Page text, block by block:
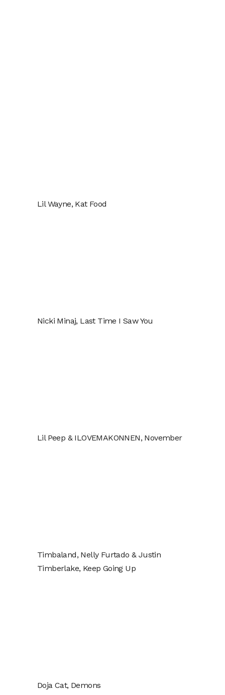
Lil Wayne, Kat Food
Nicki Minaj, Last Time I Saw You
Lil Peep & ILOVEMAKONNEN, November
Timbaland, Nelly Furtado & Justin
Timberlake, Keep Going Up
Doja Cat, Demons